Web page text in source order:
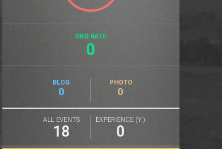
ORG RATE:
0
BLOG
0
PHOTO
0
ALL EVENTS
18
EXPERIENCE (Y.)
0